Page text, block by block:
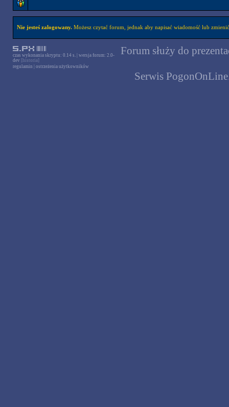
Nie jesteś zalogowany.Możesz czytać forum, jednak aby napisać wiadomość lub
czas wykonania skryptu: 0.14 s. | wersja forum: 2.0-
dev [historia]
regulamin
ostrzeżenia użytkowników
Forum służy do
Serwis